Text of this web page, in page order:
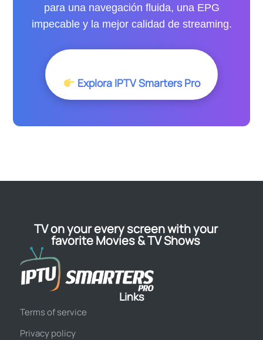
para una navegación fluida, una EPG
impecable y la mejor calidad de streaming.
Explora IPTV Smarters Pro
TV on your every screen with your
favorite Movies & TV Shows
Links
Terms of service
Privacy policy